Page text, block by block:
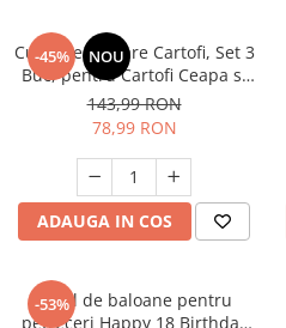
-45% NOU
Cutie Depozitare Cartofi, Set 3
Buc, pentru Cartofi Ceapa si
Usturoi, Pastreaza Legumele
Proaspete Mai Mult Timp
143,99 RON
78,99 RON
ADAUGA IN COS
-53%
Setul de baloane pentru
petreceri Happy 18 Birthday